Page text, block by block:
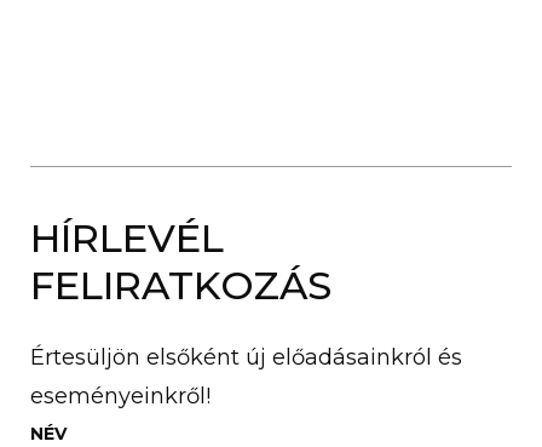
HÍRLEVÉL
FELIRATKOZÁS
Értesüljön elsőként új előadásainkról és
eseményeinkről!
NÉV